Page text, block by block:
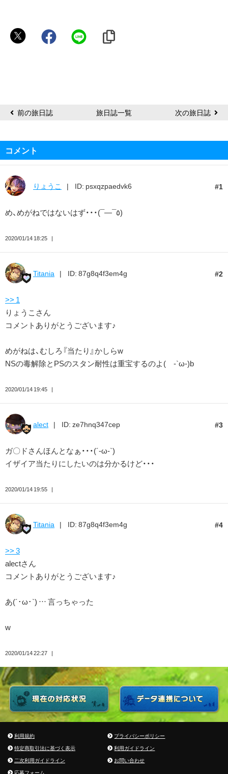
Titania
前の旅日誌 旅日誌一覧 次の旅日誌
コメント
1
りょうこ ID: psxqzpaedvk6
め、めがねではないはず・・・(¯―¯٥)
2020/01/14 18:25
2
Titania ID: 87g8q4f3em4g
>> 1
りょうこさん
コメントありがとうございます♪
めがねは、むしろ『当たり』かしらw
NSの毒解除とPSのスタン耐性は重宝するのよ( -`ω-)b
2020/01/14 19:45
3
alect ID: ze7hnq347cep
ガ〇ドさんほんとなぁ・・・(´-ω-`)
イザイア当たりにしたいのは分かるけど・・・
2020/01/14 19:55
4
Titania ID: 87g8q4f3em4g
>> 3
alectさん
コメントありがとうございます♪
あ(´･ω･`) … 言っちゃった
w
2020/01/14 22:27
利用規約
プライバシーポリシー
特定商取引法に基づく表示
利用ガイドライン
二次利用ガイドライン
お問い合わせ
応募フォーム